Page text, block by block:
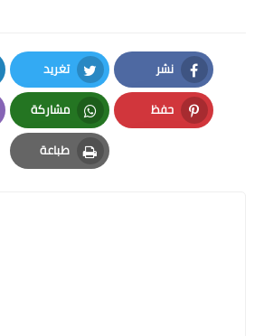
نشر
Facebook
تغريد
Twitter
حفظ
Pinterest
مشاركة
Whatsapp
طباعة
Print